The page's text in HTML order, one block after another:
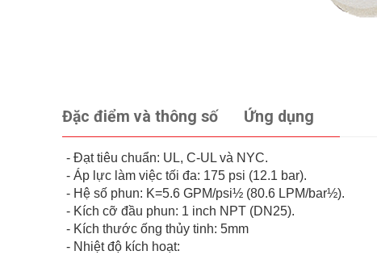
Đặc điểm và thông số Ứng dụng
- Đạt tiêu chuẩn: UL, C-UL và NYC.
- Áp lực làm việc tối đa: 175 psi (12.1 bar).
- Hệ số phun: K=5.6 GPM/psi½ (80.6 LPM/bar½).
- Kích cỡ đầu phun: 1 inch NPT (DN25).
- Kích thước ống thủy tinh: 5mm
- Nhiệt độ kích hoạt: